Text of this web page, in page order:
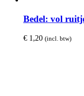
Bedel: vol
€ 1,20 (incl. btw)